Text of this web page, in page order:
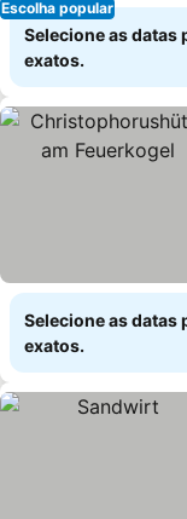
Escolha popular
Selecione as datas
exatos.
Selecione as datas
exatos.